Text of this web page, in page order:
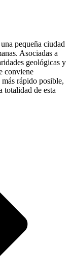
pequeña ciudad
Asociadas a
geológicas y
conviene
rápido posible,
totalidad de esta